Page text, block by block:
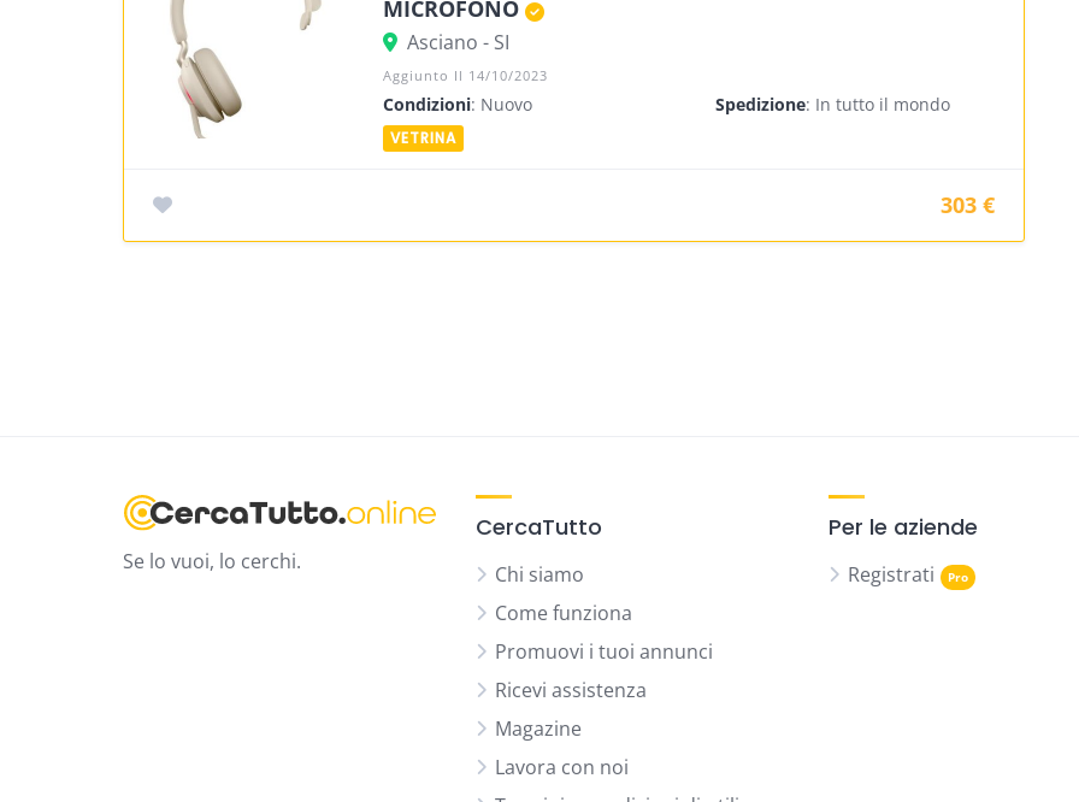
MICROFONO
Asciano - SI
Aggiunto Il 14/10/2023
Condizioni: Nuovo Spedizione: In tutto il mondo
303 €
Se lo vuoi, lo cerchi.
CercaTutto
Chi siamo
Come funziona
Promuovi i tuoi annunci
Ricevi assistenza
Magazine
Lavora con noi
Per le aziende
Registrati